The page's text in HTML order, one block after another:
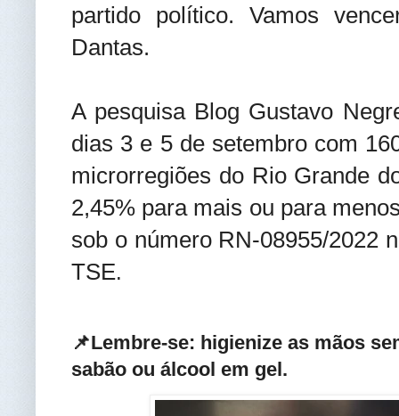
partido político. Vamos
Dantas.
A pesquisa Blog Gustavo
dias 3 e 5 de setembro com
microrregiões do Rio Grande
2,45% para mais ou para
sob o número RN-08955/2022
TSE.
📌Lembre-se: higienize as mãos
sabão ou álcool em gel.